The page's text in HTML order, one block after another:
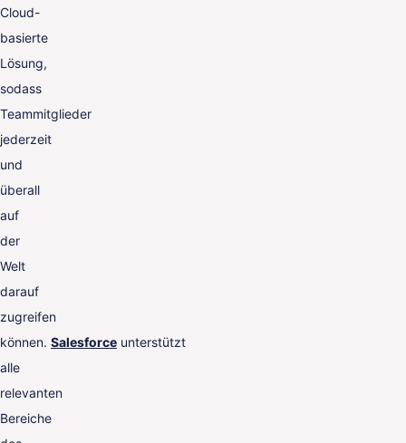
Cloud-
basierte
Lösung,
sodass
Teammitglieder
jederzeit
und
überall
auf
der
Welt
darauf
zugreifen
können. Salesforce unterstützt
alle
relevanten
Bereiche